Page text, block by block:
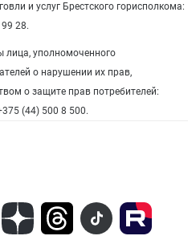
и услуг Брестского горисполкома:
28.
лица, уполномоченного
о нарушении их прав,
о защите прав потребителей:
(44) 500 8 500.